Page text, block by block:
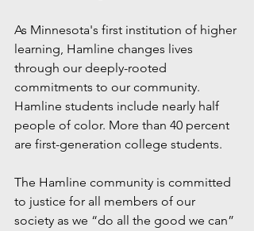
As Minnesota's first institution of higher
learning, Hamline changes lives
through our deeply-rooted
commitments to our community.
Hamline students include nearly half
people of color. More than 40 percent
are first-generation college students.
The Hamline community is committed
to justice for all members of our
society as we “do all the good we can”